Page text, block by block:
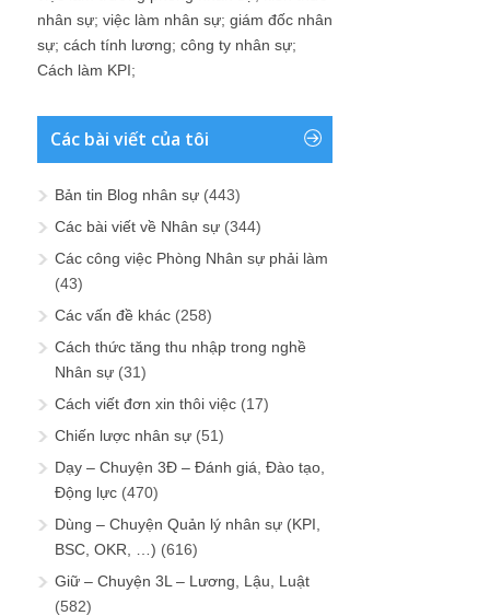
nhân sự; việc làm nhân sự; giám đốc nhân
sự; cách tính lương; công ty nhân sự;
Cách làm KPI;
Các bài viết của tôi
Bản tin Blog nhân sự (443)
Các bài viết về Nhân sự (344)
Các công việc Phòng Nhân sự phải làm
(43)
Các vấn đề khác (258)
Cách thức tăng thu nhập trong nghề
Nhân sự (31)
Cách viết đơn xin thôi việc (17)
Chiến lược nhân sự (51)
Dạy – Chuyện 3Đ – Đánh giá, Đào tạo,
Động lực (470)
Dùng – Chuyện Quản lý nhân sự (KPI,
BSC, OKR, …) (616)
Giữ – Chuyện 3L – Lương, Lậu, Luật
(582)